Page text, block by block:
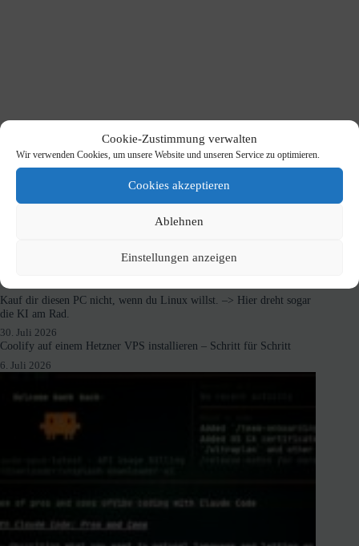
Cookie-Zustimmung verwalten
Wir verwenden Cookies, um unsere Website und unseren Service zu optimieren.
Cookies akzeptieren
Ablehnen
Einstellungen anzeigen
Kauf dir diesen PC nicht, wenn du Linux willst. –> Hier dreht sogar
die KI am Rad.
30. Juli 2026
Coolify auf einem Hetzner VPS installieren – Schritt für Schritt
6. Juli 2026